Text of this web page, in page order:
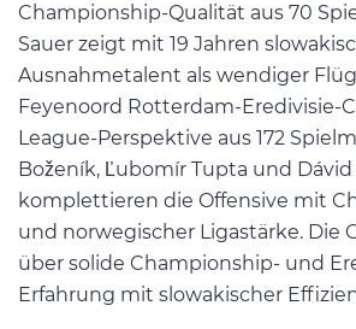
Championship-Qualität aus 70
Sauer zeigt mit 19 Jahren
Ausnahmetalent als wendiger
Feyenoord Rotterdam-Eredivisie-
League-Perspektive aus 172
Boženík, Ľubomír Tupta und Dávid
komplettieren die Offensive mit
und norwegischer Ligastärke. Die
über solide Championship- und
Erfahrung mit slowakischer